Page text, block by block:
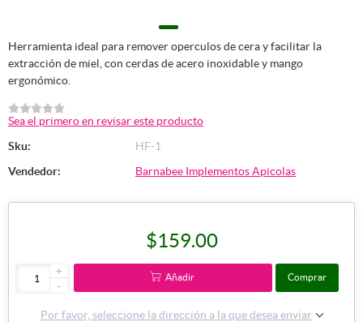
Herramienta ideal para remover operculos de cera y facilitar la
extracción de miel, con cerdas de acero inoxidable y mango
ergonómico.
Sea el primero en revisar este producto
Sku:
HF-1
Vendedor:
Barnabee Implementos Apicolas
$159.00
+
-
Añadir Comprar
Por favor, seleccione la dirección a la que desea enviar